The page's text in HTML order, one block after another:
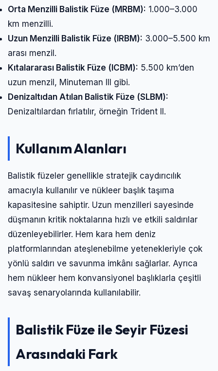
Orta Menzilli Balistik Füze (MRBM): 1.000–3.000
km menzilli.
Uzun Menzilli Balistik Füze (IRBM): 3.000–5.500 km
arası menzil.
Kıtalararası Balistik Füze (ICBM): 5.500 km’den
uzun menzil, Minuteman III gibi.
Denizaltıdan Atılan Balistik Füze (SLBM):
Denizaltılardan fırlatılır, örneğin Trident II.
Kullanım Alanları
Balistik füzeler genellikle stratejik caydırıcılık
amacıyla kullanılır ve nükleer başlık taşıma
kapasitesine sahiptir. Uzun menzilleri sayesinde
düşmanın kritik noktalarına hızlı ve etkili saldırılar
düzenleyebilirler. Hem kara hem deniz
platformlarından ateşlenebilme yetenekleriyle çok
yönlü saldırı ve savunma imkânı sağlarlar. Ayrıca
hem nükleer hem konvansiyonel başlıklarla çeşitli
savaş senaryolarında kullanılabilir.
Balistik Füze ile Seyir Füzesi
Arasındaki Fark